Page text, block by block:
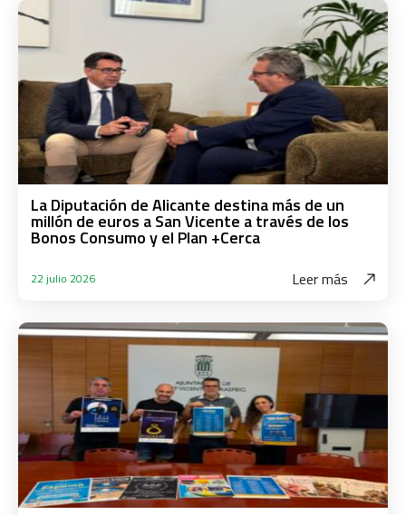
La Diputación de Alicante destina más de un
millón de euros a San Vicente a través de los
Bonos Consumo y el Plan +Cerca
22 julio 2026 Leer más